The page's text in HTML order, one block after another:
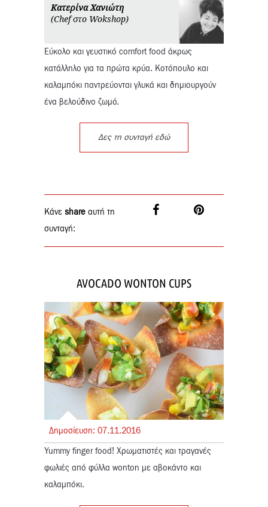
Κατερίνα Χανιώτη
(Chef στο Wokshop)
Εύκολο και γευστικό comfort food άκρως
κατάλληλο για τα πρώτα κρύα. Κοτόπουλο και
καλαμπόκι παντρεύονται γλυκά και δημιουργούν
ένα βελούδινο ζωμό.
Δες τη συνταγή εδώ
Κάνε share αυτή τη
συνταγή:
AVOCADO WONTON CUPS
Δημοσίευση: 07.11.2016
Yummy finger food! Χρωματιστές και τραγανές
φωλιές από φύλλα wonton με αβοκάντο και
καλαμπόκι.